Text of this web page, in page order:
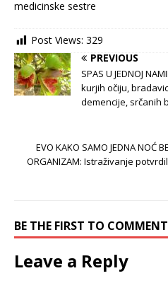
medicinske sestre
Post Views: 329
PREVIOUS
SPAS U JEDNOJ
kurjih očiju,
demencije, srčanih
EVO KAKO SAMO JEDNA NOĆ
ORGANIZAM: Istraživanje
BE THE FIRST TO COMMENT
Leave a Reply